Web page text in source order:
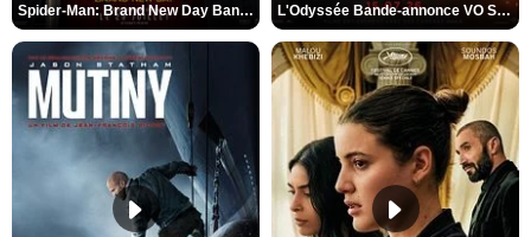
Spider-Man: Brand New Day Bande-annonce VO STFR L'Odyssée Bande-annonce VO STFR